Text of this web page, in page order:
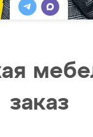
заказ